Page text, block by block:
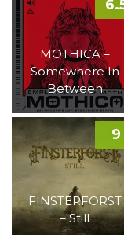
MOTHICA –
Somewhere In
Between
FINSTERFORST
– Still
9